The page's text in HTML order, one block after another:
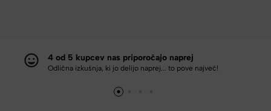
4 od 5 kupcev nas priporočajo naprej
Odlična izkušnja, ki jo delijo naprej... to pove največ!